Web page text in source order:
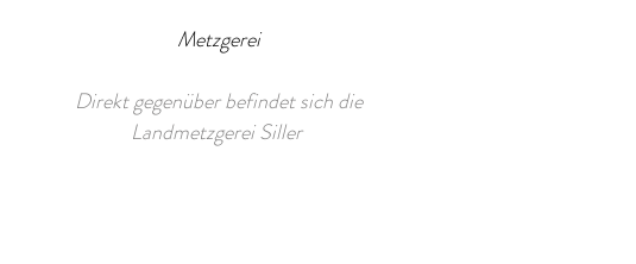
Metzgerei
Direkt gegenüber befindet sich die
Landmetzgerei Siller